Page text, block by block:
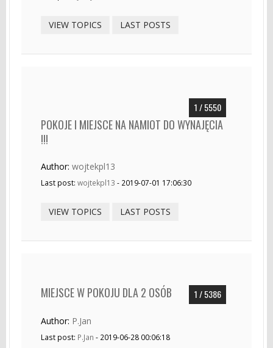
VIEW TOPICS LAST POSTS
1 / 5550
POKOJE I MIEJSCE NA NAMIOT DO WYNAJĘCIA
!!!
Author: wojtekpl13
Last post: wojtekpl13 - 2019-07-01 17:06:30
VIEW TOPICS LAST POSTS
1 / 5386
MIEJSCE W POKOJU DLA 2 OSÓB
Author: P.Jan
Last post: P.Jan - 2019-06-28 00:06:18